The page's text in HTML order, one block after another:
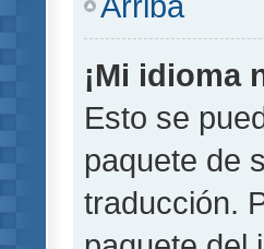
¡Mi idioma
Esto se
paquete de
traducción.